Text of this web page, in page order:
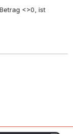
<>0, ist